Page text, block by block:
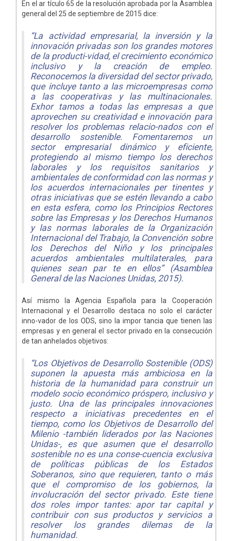
En el ar tículo 65 de la resolución aprobada por la Asamblea
general del 25 de septiembre de 2015 dice:
“La actividad empresarial, la inversión y la
innovación privadas son los grandes motores
de la producti-vidad, el crecimiento económico
inclusivo y la creación de empleo.
Reconocemos la diversidad del sector privado,
que incluye tanto a las microempresas como
a las cooperativas y las multinacionales.
Exhor tamos a todas las empresas a que
aprovechen su creatividad e innovación para
resolver los problemas relacio-nados con el
desarrollo sostenible. Fomentaremos un
sector empresarial dinámico y eficiente,
protegiendo al mismo tiempo los derechos
laborales y los requisitos sanitarios y
ambientales de conformidad con las normas y
los acuerdos internacionales per tinentes y
otras iniciativas que se estén llevando a cabo
en esta esfera, como los Principios Rectores
sobre las Empresas y los Derechos Humanos
y las normas laborales de la Organización
Internacional del Trabajo, la Convención sobre
los Derechos del Niño y los principales
acuerdos ambientales multilaterales, para
quienes sean par te en ellos” (Asamblea
General de las Naciones Unidas, 2015).
Así mismo la Agencia Española para la Cooperación
Internacional y el Desarrollo destaca no solo el carácter
inno-vador de los ODS, sino la impor tancia que tienen las
empresas y en general el sector privado en la consecución
de tan anhelados objetivos:
“Los Objetivos de Desarrollo Sostenible (ODS)
suponen la apuesta más ambiciosa en la
historia de la humanidad para construir un
modelo socio económico próspero, inclusivo y
justo. Una de las principales innovaciones
respecto a iniciativas precedentes en el
tiempo, como los Objetivos de Desarrollo del
Milenio -también liderados por las Naciones
Unidas-, es que asumen que el desarrollo
sostenible no es una conse-cuencia exclusiva
de políticas públicas de los Estados
Soberanos, sino que requieren, tanto o más
que el compromiso de los gobiernos, la
involucración del sector privado. Este tiene
dos roles impor tantes: apor tar capital y
contribuir con sus productos y servicios a
resolver los grandes dilemas de la
humanidad.